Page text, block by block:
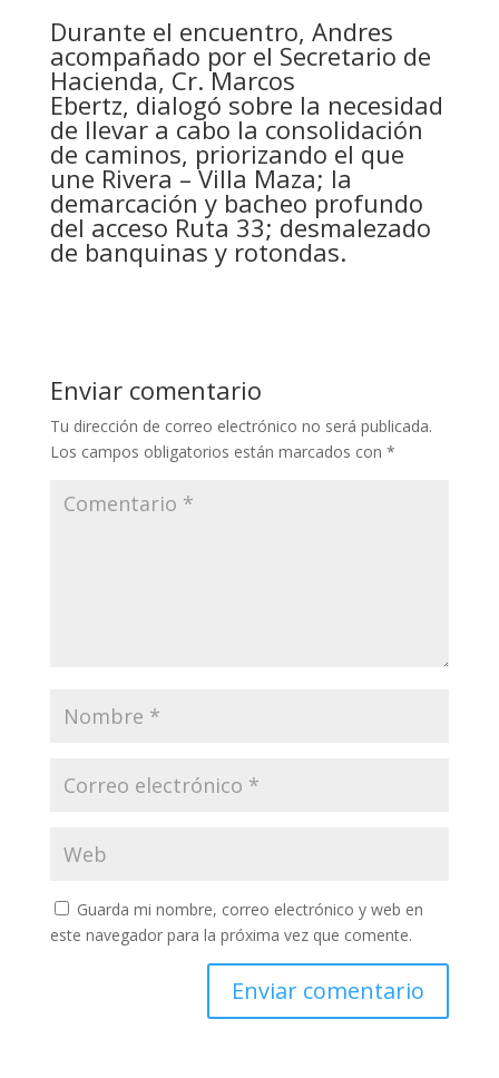
Durante el encuentro, Andres
acompañado por el Secretario de
Hacienda, Cr. Marcos
Ebertz, dialogó sobre la necesidad
de llevar a cabo la consolidación
de caminos, priorizando el que
une Rivera – Villa Maza; la
demarcación y bacheo profundo
del acceso Ruta 33; desmalezado
de banquinas y rotondas.
Enviar comentario
Tu dirección de correo electrónico no será publicada.
Los campos obligatorios están marcados con *
Guarda mi nombre, correo electrónico y web en
este navegador para la próxima vez que comente.